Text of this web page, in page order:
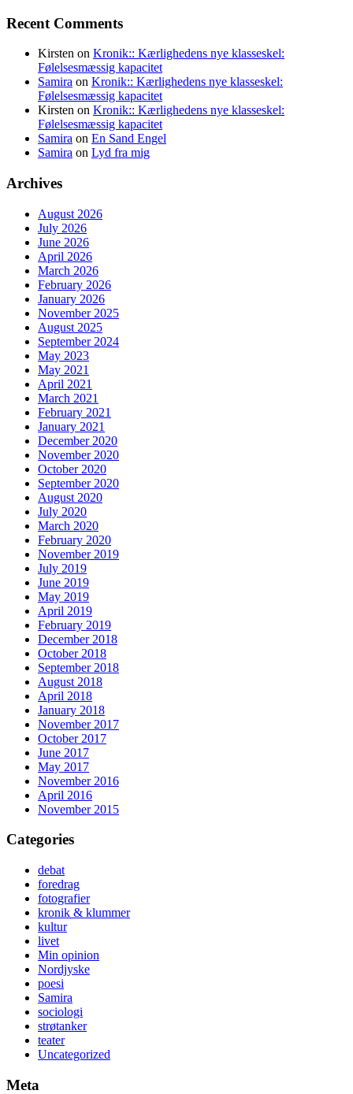
Recent Comments
Kirsten on Kronik:: Kærlighedens nye klasseskel:
Følelsesmæssig kapacitet
Samira on Kronik:: Kærlighedens nye klasseskel:
Følelsesmæssig kapacitet
Kirsten on Kronik:: Kærlighedens nye klasseskel:
Følelsesmæssig kapacitet
Samira on En Sand Engel
Samira on Lyd fra mig
Archives
August 2026
July 2026
June 2026
April 2026
March 2026
February 2026
January 2026
November 2025
August 2025
September 2024
May 2023
May 2021
April 2021
March 2021
February 2021
January 2021
December 2020
November 2020
October 2020
September 2020
August 2020
July 2020
March 2020
February 2020
November 2019
July 2019
June 2019
May 2019
April 2019
February 2019
December 2018
October 2018
September 2018
August 2018
April 2018
January 2018
November 2017
October 2017
June 2017
May 2017
November 2016
April 2016
November 2015
Categories
debat
foredrag
fotografier
kronik & klummer
kultur
livet
Min opinion
Nordjyske
poesi
Samira
sociologi
strøtanker
teater
Uncategorized
Meta